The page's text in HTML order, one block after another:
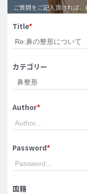
豊胸手術・バストアップ
プチ整形
脂肪吸引 (大容量)
idニュース
病院紹介
安全整形
ご相談のお問い合わせ
ご質問をご記入頂ければ、
Title*
カテゴリー
Author*
Password*
国籍